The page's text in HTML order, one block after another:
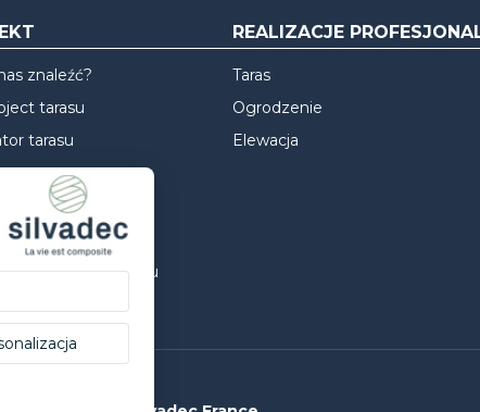
znaleźć?
tarasu
tarasu
ogrodzenia
elewacji
dotyczące montażu
REALIZACJE
Taras
Ogrodzenie
Elewacja